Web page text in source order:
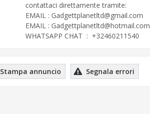
contattaci direttamente tramite:
EMAIL : Gadgettplanetltd@gmail.com
EMAIL : Gadgettplanetltd@hotmail.com
WHATSAPP CHAT : +32460211540
Stampa annuncio Segnala errori